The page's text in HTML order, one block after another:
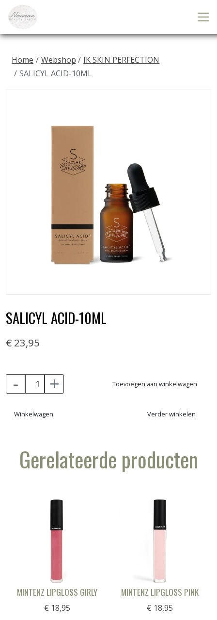
Home Webshop
IK SKIN PERFECTION
SALICYL ACID-10ML
SALICYL ACID-10ML
€ 23,95
- + Toevoegen aan winkelwagen
Winkelwagen Verder winkelen
Gerelateerde producten
MINTENZ LIPGLOSS GIRLY
€ 18,95
MINTENZ LIPGLOSS PINK
€ 18,95